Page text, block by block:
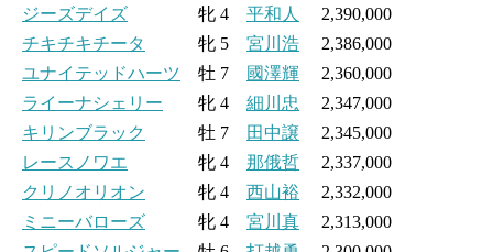
ジーズデイズ 牝 4 平和人
2,390,000
チキチキチータ
牝 5 宮川浩 2,386,000
ユナイテッドハーツ 牡 7 國澤輝 2,360,000
ライーナシェリー 牝 4 細川忠
2,347,000
キリンブラック
牡 7 田中譲 2,345,000
レースノワエ 牝 4 那俄哲 2,337,000
クリノオリオン 牝 4 西山裕 2,332,000
ミニーバローズ 牝 4 宮川真 2,313,000